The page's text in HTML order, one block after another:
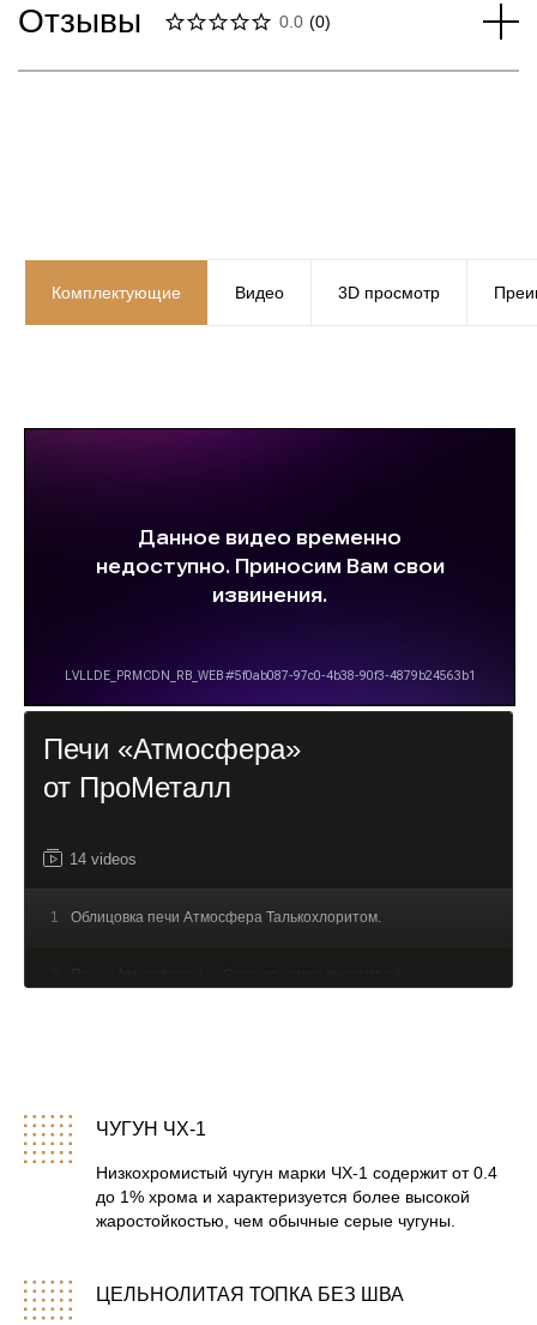
Отзывы 0.0 (0)
Комплектующие Видео 3D просмотр
Печи «Атмосфера»
от ПроМеталл
14 videos
1 Облицовка печи Атмосфера Талькохлоритом.
4
Атмосфера — МОЩЬ. #баня #баннаяпечь
#чугуннаяпечь
Разбор работающей печи «Атмосфера».
печи для бани «Атмосфера».
ЧУГУН ЧХ-1
Низкохромистый чугун марки ЧХ-1 содержит от 0.4
до 1% хрома и характеризуется более высокой
жаростойкостью, чем обычные серые чугуны.
ЦЕЛЬНОЛИТАЯ ТОПКА БЕЗ ШВА